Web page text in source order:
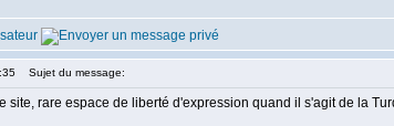
Sujet du message:
site, rare espace de liberté d'expression quand il s'agit de la